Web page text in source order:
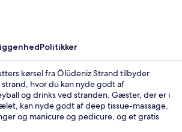
Politikker
kørsel fra Ölüdeniz Strand tilbyder
strand, hvor du kan nyde godt af
og drinks ved stranden. Gæster, der er i
kan nyde godt af deep tissue-massage,
og manicure og pedicure, og et gratis